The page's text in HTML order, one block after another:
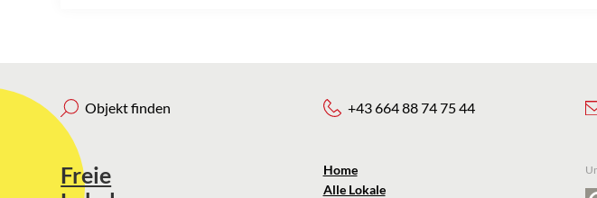
Objekt finden
Freie
+43 664 88 74 75 44
Home
Alle Lokale